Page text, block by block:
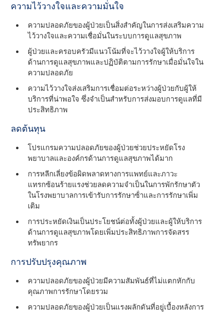
ความไว้วางใจและความมั่นใจ
ความปลอดภัยของผู้ป่วยเป็นสิ่งสําคัญในการส่งเสริมความ
ไว้วางใจและความเชื่อมั่นในระบบการดูแลสุขภาพ
ผู้ป่วยและครอบครัวมีแนวโน้มที่จะไว้วางใจผู้ให้บริการ
ด้านการดูแลสุขภาพและปฏิบัติตามการรักษาเมื่อมั่นใจใน
ความปลอดภัย
ความไว้วางใจส่งเสริมการเชื่อมต่อระหว่างผู้ป่วยกับผู้ให้
บริการที่น่าพอใจ ซึ่งจําเป็นสําหรับการส่งมอบการดูแลที่มี
ประสิทธิภาพ
ลดต้นทุน
โปรแกรมความปลอดภัยของผู้ป่วยช่วยประหยัดโรง
พยาบาลและองค์กรด้านการดูแลสุขภาพได้มาก
การหลีกเลี่ยงข้อผิดพลาดทางการแพทย์และภาวะ
แทรกซ้อนร้ายแรงช่วยลดความจําเป็นในการพักรักษาตัว
ในโรงพยาบาลการเข้ารับการรักษาซ้ําและการรักษาเพิ่ม
เติม
การประหยัดเงินเป็นประโยชน์ต่อทั้งผู้ป่วยและผู้ให้บริการ
ด้านการดูแลสุขภาพโดยเพิ่มประสิทธิภาพการจัดสรร
ทรัพยากร
การปรับปรุงคุณภาพ
ความปลอดภัยของผู้ป่วยมีความสัมพันธ์ที่ไม่แตกหักกับ
คุณภาพการรักษาโดยรวม
ความปลอดภัยของผู้ป่วยเป็นแรงผลักดันที่อยู่เบื้องหลังการ